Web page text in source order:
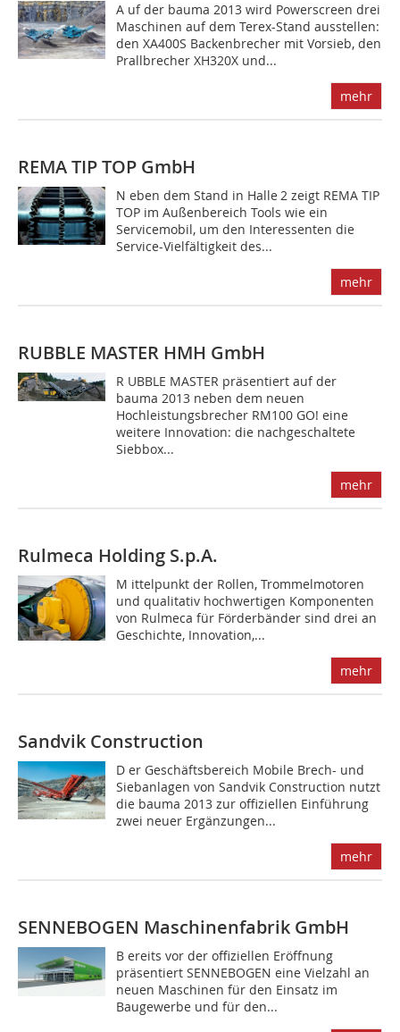
A uf der bauma 2013 wird Powerscreen drei
Maschinen auf dem Terex-Stand ausstellen:
den XA400S Backenbrecher mit Vorsieb, den
Prallbrecher XH320X und...
mehr
REMA TIP TOP GmbH
N eben dem Stand in Halle 2 zeigt REMA TIP
TOP im Außenbereich Tools wie ein
Servicemobil, um den Interessenten die
Service-Vielfältigkeit des...
mehr
RUBBLE MASTER HMH GmbH
R UBBLE MASTER präsentiert auf der
bauma 2013 neben dem neuen
Hochleistungsbrecher RM100 GO! eine
weitere Innovation: die nachgeschaltete
Siebbox...
mehr
Rulmeca Holding S.p.A.
M ittelpunkt der Rollen, Trommelmotoren
und qualitativ hochwertigen Komponenten
von Rulmeca für Förderbänder sind drei an
Geschichte, Innovation,...
mehr
Sandvik Construction
D er Geschäftsbereich Mobile Brech- und
Siebanlagen von Sandvik Construction nutzt
die bauma 2013 zur offiziellen Einführung
zwei neuer Ergänzungen...
mehr
SENNEBOGEN Maschinenfabrik GmbH
B ereits vor der offiziellen Eröffnung
präsentiert ­SENNEBOGEN eine Vielzahl an
neuen Maschinen für den Einsatz im
Baugewerbe und für den...